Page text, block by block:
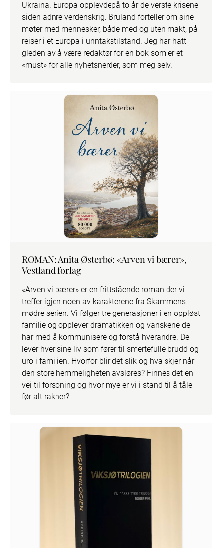
Ukraina. Europa opplevdepå to år de verste krisene
siden adnre verdenskrig. Bruland forteller om sine
møter med mennesker, både med og uten makt, på
reiser i et Europa i unntakstilstand. Jeg har hatt
gleden av å være redaktør for en bok som er et
«must» for alle nyhetsnerder, som meg selv.
ROMAN: Anita Østerbø: «Arven vi bærer»,
Vestland forlag
«Arven vi bærer» er en frittstående roman der vi
treffer igjen noen av karakterene fra Skammens
mødre serien. Vi følger tre generasjoner i en oppløst
familie og opplever dramatikken og vanskene de
har med å kommunisere og forstå hverandre. De
lever hver sine liv som fører til smertefulle brudd og
uro i familien. Hvorfor blir det slik og hva skjer når
den store hemmeligheten avsløres? Finnes det en
vei til forsoning og hvor mye er vi i stand til å tåle
før alt rakner?